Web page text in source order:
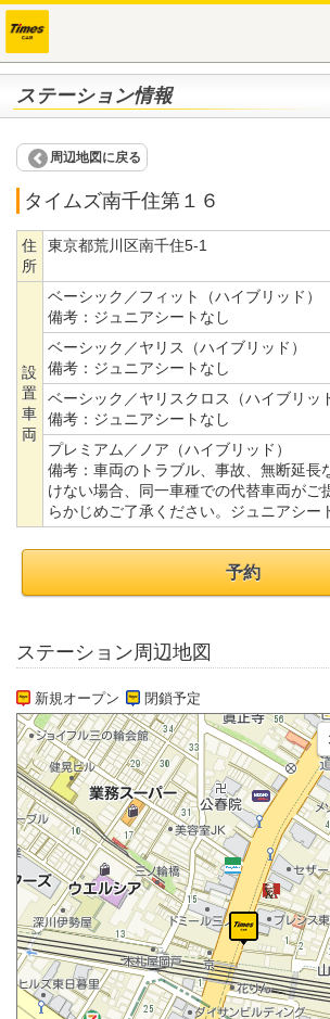
ステーション情報
周辺地図に戻る
タイムズ南千住第１６
住
所
東京都荒川区南千住5-1
設
置
車
両
ベーシック／フィット（ハイブリッド）
備考： ジュニアシートなし
ベーシック／ヤリス（ハイブリッド）
備考： ジュニアシートなし
ベーシック／ヤリスクロス（ハイブリッ
備考： ジュニアシートなし
プレミアム／ノア（ハイブリッド）
備考： 車両のトラブル、事故、無断延長
けない場合、同一車種での代替車両がご
らかじめご了承ください。ジュニアシー
予約
ステーション周辺地図
新規オープン 閉鎖予定